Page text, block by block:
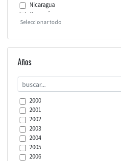
Nicaragua
Panamá
Paraguay
República Dominicana
Venezuela (República Bolivariana de)
Seleccionar todo
Años
2000
2001
2002
2003
2004
2005
2006